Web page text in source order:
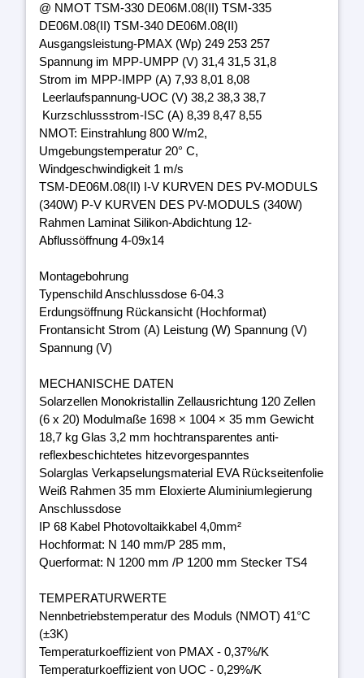
@ NMOT TSM-330 DE06M.08(II) TSM-335
DE06M.08(II) TSM-340 DE06M.08(II)
Ausgangsleistung-PMAX (Wp) 249 253 257
Spannung im MPP-UMPP (V) 31,4 31,5 31,8
Strom im MPP-IMPP (A) 7,93 8,01 8,08
Leerlaufspannung-UOC (V) 38,2 38,3 38,7
Kurzschlussstrom-ISC (A) 8,39 8,47 8,55
NMOT: Einstrahlung 800 W/m2,
Umgebungstemperatur 20° C,
Windgeschwindigkeit 1 m/s
TSM-DE06M.08(II) I-V KURVEN DES PV-MODULS
(340W) P-V KURVEN DES PV-MODULS (340W)
Rahmen Laminat Silikon-Abdichtung 12-
Abflussöffnung 4-09x14
Montagebohrung
Typenschild Anschlussdose 6-04.3
Erdungsöffnung Rückansicht (Hochformat)
Frontansicht Strom (A) Leistung (W) Spannung (V)
Spannung (V)
MECHANISCHE DATEN
Solarzellen Monokristallin Zellausrichtung 120 Zellen
(6 x 20) Modulmaße 1698 × 1004 × 35 mm Gewicht
18,7 kg Glas 3,2 mm hochtransparentes anti-
reflexbeschichtetes hitzevorgespanntes
Solarglas Verkapselungsmaterial EVA Rückseitenfolie
Weiß Rahmen 35 mm Eloxierte Aluminiumlegierung
Anschlussdose
IP 68 Kabel Photovoltaikkabel 4,0mm²
Hochformat: N 140 mm/P 285 mm,
Querformat: N 1200 mm /P 1200 mm Stecker TS4
TEMPERATURWERTE
Nennbetriebstemperatur des Moduls (NMOT) 41°C
(±3K)
Temperaturkoeffizient von PMAX - 0,37%/K
Temperaturkoeffizient von UOC - 0,29%/K